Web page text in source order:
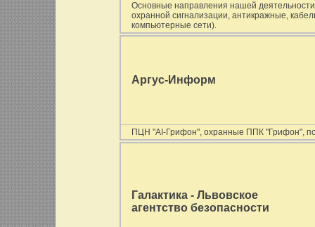
Основные направления нашей
охранной сигнализации, антикражные,
компьютерные сети).
Аргус-Информ
ПЦН "АІ-Грифон", охранные ППК "Грифон",
Галактика - Львовское
агентство безопасности